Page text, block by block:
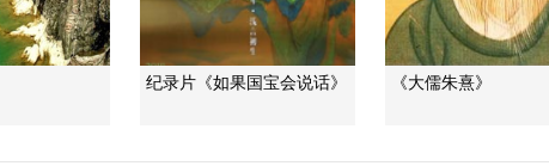
纪录片《如果国宝会说话》 《大儒朱熹》